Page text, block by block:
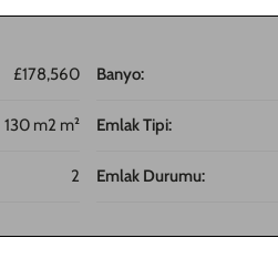
£178,560
130 m2 m²
2
Banyo:
Emlak Tipi:
Emlak Durumu: